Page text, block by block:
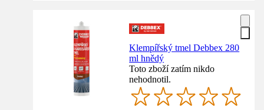
Klempířský tmel Debbex 280
ml hnědý
Toto zboží zatím nikdo
nehodnotil.